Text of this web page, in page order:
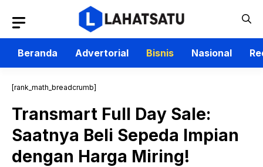
isi
Beranda
Advertorial Bisnis Nasional
[rank_math_breadcrumb]
Transmart Full Day Sale:
Saatnya Beli Sepeda Impian
dengan Harga Miring!